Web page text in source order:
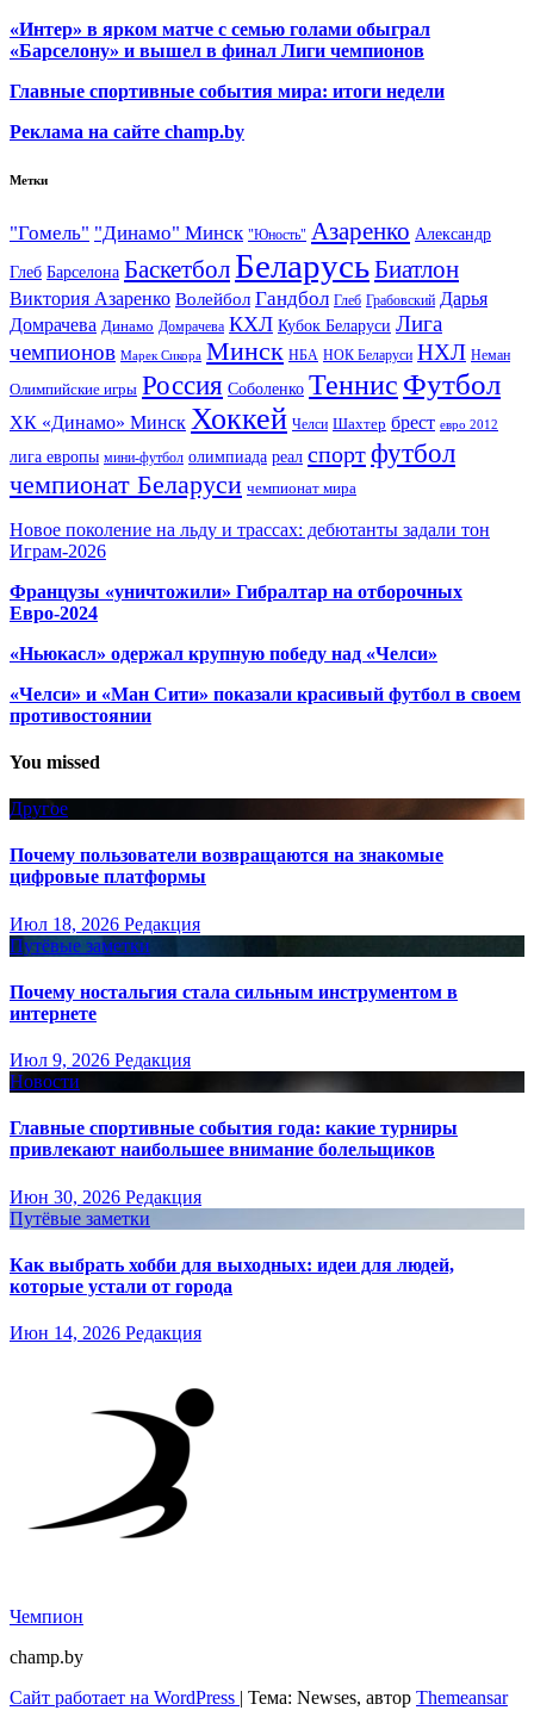
«Интер» в ярком матче с семью голами обыграл
«Барселону» и вышел в финал Лиги чемпионов
Главные спортивные события мира: итоги недели
Реклама на сайте champ.by
Метки
"Гомель" "Динамо" Минск "Юность" Азаренко Александр
Глеб Барселона Баскетбол БеларусьБиатлон
Виктория Азаренко Волейбол Гандбол Глеб Грабовский Дарья
Домрачева Динамо Домрачева КХЛ Кубок Беларуси Лига
чемпионов Марек Сикора Минск НБА НОК Беларуси НХЛ Неман
Олимпийские игры Россия Соболенко Теннис Футбол
ХК «Динамо» Минск Хоккей Челси Шахтер брест евро 2012
лига европы мини-футбол олимпиада реал спортфутбол
чемпионат Беларуси чемпионат мира
Новое поколение на льду и трассах: дебютанты задали тон
Играм-2026
Французы «уничтожили» Гибралтар на отборочных
Евро-2024
«Ньюкасл» одержал крупную победу над «Челси»
«Челси» и «Ман Сити» показали красивый футбол в своем
противостоянии
You missed
Другое
Почему пользователи возвращаются на знакомые
цифровые платформы
Июл 18, 2026 Редакция
Путёвые заметки
Почему ностальгия стала сильным инструментом в
интернете
Июл 9, 2026 Редакция
Новости
Главные спортивные события года: какие турниры
привлекают наибольшее внимание болельщиков
Июн 30, 2026 Редакция
Путёвые заметки
Как выбрать хобби для выходных: идеи для людей,
которые устали от города
Июн 14, 2026 Редакция
Чемпион
champ.by
Сайт работает на WordPress | Тема: Newses, автор Themeansar